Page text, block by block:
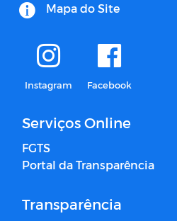
Mapa do Site
Instagram Facebook
Serviços Online
FGTS
Portal da Transparência
Transparência